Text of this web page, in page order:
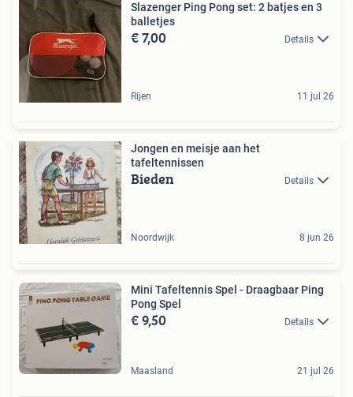
Slazenger Ping Pong set: 2 batjes en 3
balletjes
€ 7,00 Details
Rijen 11 jul 26
Jongen en meisje aan het
tafeltennissen
Bieden Details
Noordwijk 8 jun 26
Mini Tafeltennis Spel - Draagbaar Ping
Pong Spel
€ 9,50 Details
Maasland 21 jul 26